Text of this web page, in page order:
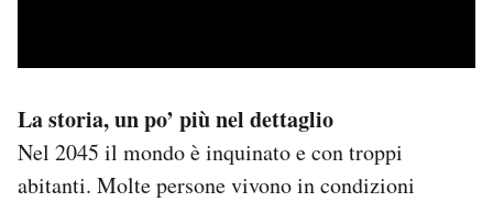
La storia, un po’ più nel dettaglio
Nel 2045 il mondo è inquinato e con troppi
abitanti. Molte persone vivono in condizioni